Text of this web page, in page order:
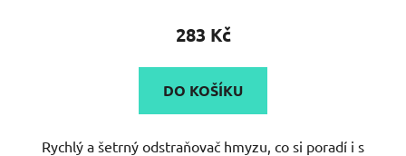
283 Kč
DO KOŠÍKU
Rychlý a šetrný odstraňovač hmyzu, co si poradí i s